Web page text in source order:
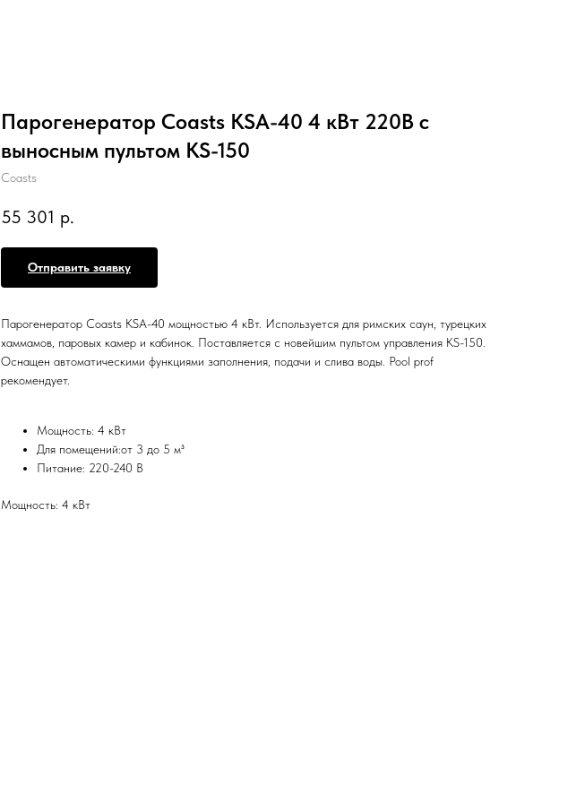
Парогенератор Coasts KSA-40 4 кВт 220В с
выносным пультом KS-150
Coasts
55 301 р.
Отправить заявку
Парогенератор Coasts KSA-40 мощностью 4 кВт. Используется для римских саун, турецких
хаммамов, паровых камер и кабинок. Поставляется с новейшим пультом управления KS-150.
Оснащен автоматическими функциями заполнения, подачи и слива воды. Pool prof
рекомендует.
Мощность: 4 кВт
Для помещений:от 3 до 5 м³
Питание: 220-240 В
Мощность: 4 кВт